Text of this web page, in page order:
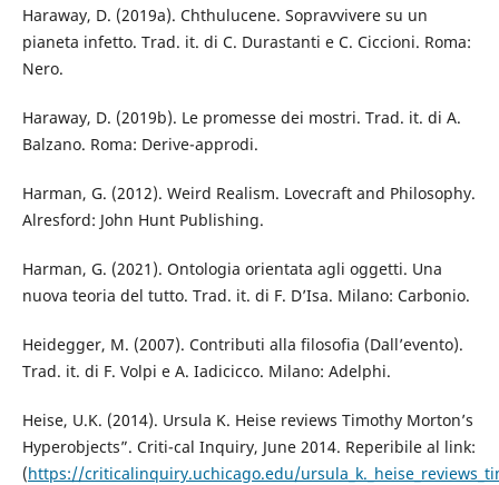
Haraway, D. (2019a). Chthulucene. Sopravvivere su un
pianeta infetto. Trad. it. di C. Durastanti e C. Ciccioni. Roma:
Nero.
Haraway, D. (2019b). Le promesse dei mostri. Trad. it. di A.
Balzano. Roma: Derive-approdi.
Harman, G. (2012). Weird Realism. Lovecraft and Philosophy.
Alresford: John Hunt Publishing.
Harman, G. (2021). Ontologia orientata agli oggetti. Una
nuova teoria del tutto. Trad. it. di F. D’Isa. Milano: Carbonio.
Heidegger, M. (2007). Contributi alla filosofia (Dall’evento).
Trad. it. di F. Volpi e A. Iadicicco. Milano: Adelphi.
Heise, U.K. (2014). Ursula K. Heise reviews Timothy Morton’s
Hyperobjects”. Criti-cal Inquiry, June 2014. Reperibile al link:
(https://criticalinquiry.uchicago.edu/